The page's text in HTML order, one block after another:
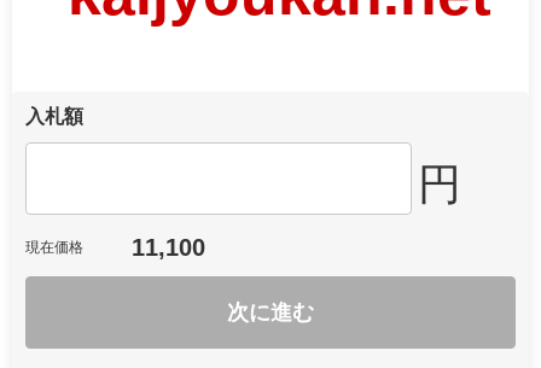
入札額
円
現在価格 11,100
次に進む